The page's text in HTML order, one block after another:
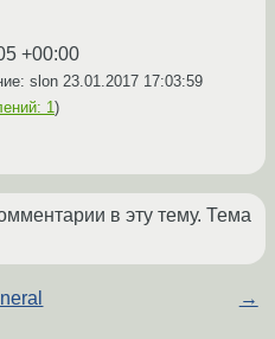
+00:00
slon 23.01.2017 17:03:59
1)
в эту тему. Тема
→